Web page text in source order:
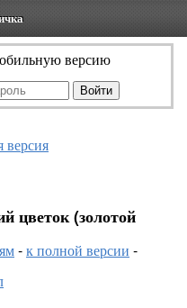
версию
версия
цветок (золотой
-к полной версии -